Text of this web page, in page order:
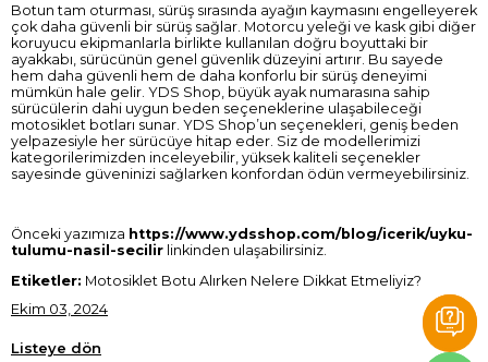
Botun tam oturması, sürüş sırasında ayağın kaymasını engelleyerek
çok daha güvenli bir sürüş sağlar. Motorcu yeleği ve kask gibi diğer
koruyucu ekipmanlarla birlikte kullanılan doğru boyuttaki bir
ayakkabı, sürücünün genel güvenlik düzeyini artırır. Bu sayede
hem daha güvenli hem de daha konforlu bir sürüş deneyimi
mümkün hale gelir. YDS Shop, büyük ayak numarasına sahip
sürücülerin dahi uygun beden seçeneklerine ulaşabileceği
motosiklet botları sunar. YDS Shop’un seçenekleri, geniş beden
yelpazesiyle her sürücüye hitap eder. Siz de modellerimizi
kategorilerimizden inceleyebilir, yüksek kaliteli seçenekler
sayesinde güveninizi sağlarken konfordan ödün vermeyebilirsiniz.
Önceki yazımıza https://www.ydsshop.com/blog/icerik/uyku-
tulumu-nasil-secilir linkinden ulaşabilirsiniz.
Etiketler: Motosiklet Botu Alırken Nelere Dikkat Etmeliyiz?
Ekim 03, 2024
Listeye dön